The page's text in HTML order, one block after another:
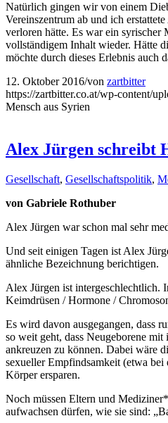
Natürlich gingen wir von einem
Vereinszentrum ab und ich
verloren hätte. Es war ein syrischer
vollständigem Inhalt wieder. Hätte
möchte durch dieses Erlebnis auch
12. Oktober 2016/von zartbitter
https://zartbitter.co.at/wp-content/
Mensch aus Syrien
Alex Jürgen schreibt
Gesellschaft, Gesellschaftspolitik,
von Gabriele Rothuber
Alex Jürgen war schon mal sehr
Und seit einigen Tagen ist Alex
ähnliche Bezeichnung berichtigen.
Alex Jürgen ist intergeschlechtlich.
Keimdrüsen / Hormone /
Es wird davon ausgegangen, dass
so weit geht, dass Neugeborene
ankreuzen zu können. Dabei wäre
sexueller Empfindsamkeit (etwa bei
Körper ersparen.
Noch müssen Eltern und
aufwachsen dürfen, wie sie sind: